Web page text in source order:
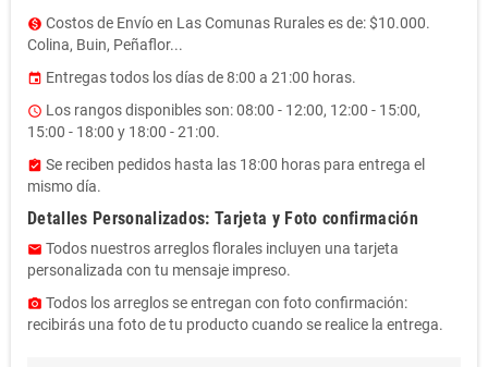
monetization_on Costos de Envío en Las Comunas Rurales es de: $10.000.
Colina, Buin, Peñaflor...
event Entregas todos los días de 8:00 a 21:00 horas.
access_time Los rangos disponibles son: 08:00 - 12:00, 12:00 - 15:00,
15:00 - 18:00 y 18:00 - 21:00.
assignment_turned_in Se reciben pedidos hasta las 18:00 horas para entrega el
mismo día.
Detalles Personalizados: Tarjeta y Foto confirmación
email Todos nuestros arreglos florales incluyen una tarjeta
personalizada con tu mensaje impreso.
photo_camera Todos los arreglos se entregan con foto confirmación:
recibirás una foto de tu producto cuando se realice la entrega.